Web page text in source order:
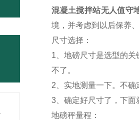
混凝土搅拌站无人值守
境，并考虑到以后保养
尺寸选择 ：
1、地磅尺寸是选型的
不了。
2、实地测量一下。不确
3、确定好尺寸了，下面
地磅秤量程 ：